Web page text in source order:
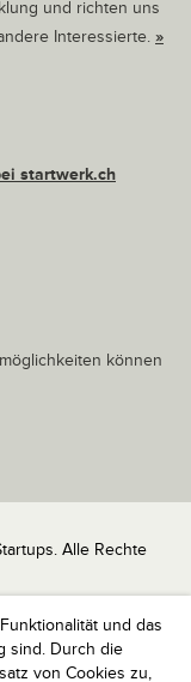
und das
sind. Durch die
von Cookies zu,
und richten uns
Interessierte. »
startwerk.ch
können
Alle Rechte